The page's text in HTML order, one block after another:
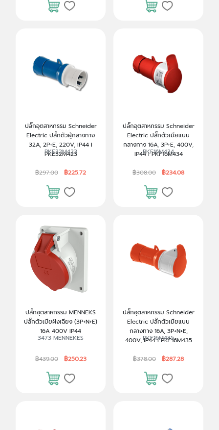
ปลั๊กอุตสาหกรรม Schneider
Electric ปลั๊กตัวผู้กลางทาง
32A, 2P+E, 220V, IP44 I
PKE32M423
PKE32M423
฿297.00 ฿225.72
ปลั๊กอุตสาหกรรม Schneider
Electric ปลั๊กตัวเมียแบบ
กลางทาง 16A, 3P+E, 400V,
IP44 I PKF16M434
PKF16M434
฿308.00 ฿234.08
ปลั๊กอุตสาหกรรม MENNEKS
ปลั๊กตัวเมียฝังเฉียง (3P+N+E)
16A 400V IP44
3473 MENNEKES
฿439.00 ฿250.23
ปลั๊กอุตสาหกรรม Schneider
Electric ปลั๊กตัวเมียแบบ
กลางทาง 16A, 3P+N+E,
400V, IP44 I PKF16M435
PKF16M435
฿378.00 ฿287.28